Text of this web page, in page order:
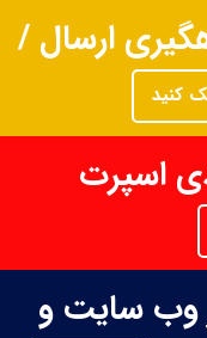
ارسال /
کنید
اسپرت
وب سایت و